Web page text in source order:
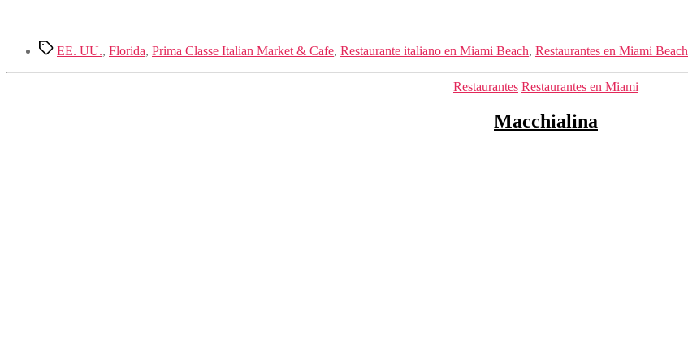
Etiquetas
EE. UU., Florida, Prima Classe Italian Market & Cafe, Restaurante italiano en Miami Beach, Restaurantes en Miami Beach
Categorías
Restaurantes Restaurantes en Miami
Macchialina